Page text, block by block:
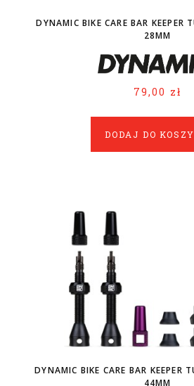
DYNAMIC BIKE CARE BAR KEEPER
28MM
79,00 zł
DODAJ DO
DYNAMIC BIKE CARE BAR KEEPER
44MM